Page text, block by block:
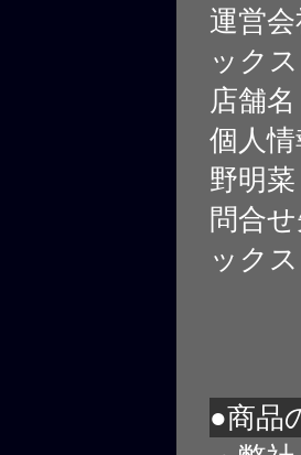
運営
ックス
店舗
個人
野明菜
問合
ックス
●商品